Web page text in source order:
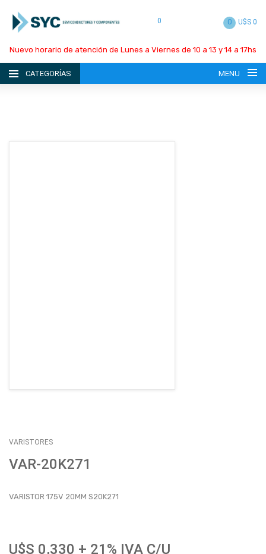
0 0 U$S 0
Nuevo horario de atención de Lunes a Viernes de 10 a 13 y 14 a 17hs
CATEGORÍAS MENU
VARISTORES
VAR-20K271
VARISTOR 175V 20MM S20K271
U$S 0,330 + 21% IVA C/U